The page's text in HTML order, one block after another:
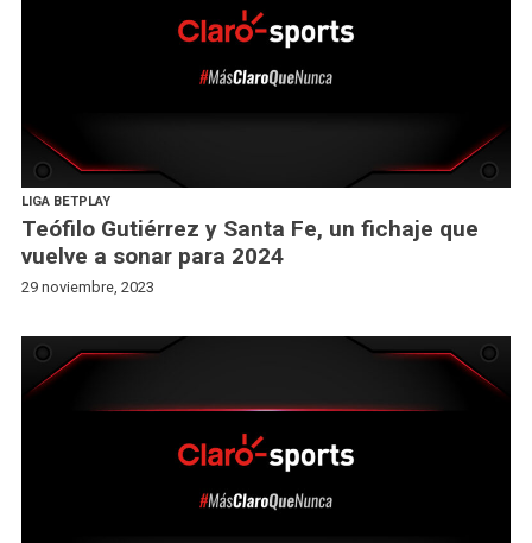
LIGA BETPLAY
Teófilo Gutiérrez y Santa Fe, un fichaje que
vuelve a sonar para 2024
29 noviembre, 2023